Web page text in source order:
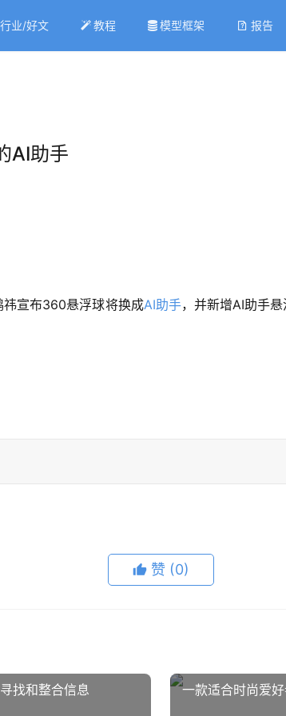
行业/好文 教程 模型框架 报告
AI助手
宣布360悬浮球将换成AI助手，并新增AI助手
赞 (0)
找和整合信息 一款适合时尚爱